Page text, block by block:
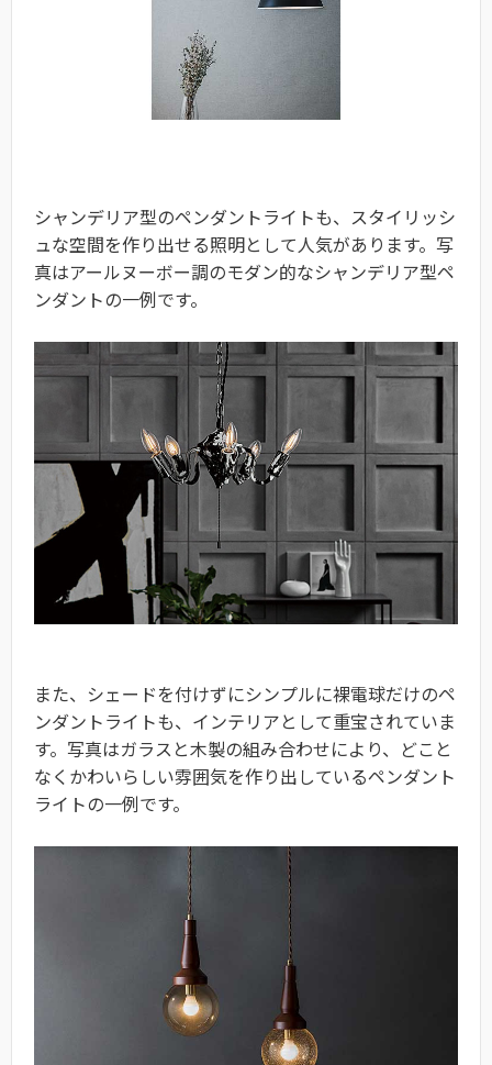
シャンデリア型のペンダントライトも、スタイリッシ
ュな空間を作り出せる照明として人気があります。写
真はアールヌーボー調のモダン的なシャンデリア型ペ
ンダントの一例です。
また、シェードを付けずにシンプルに裸電球だけのペ
ンダントライトも、インテリアとして重宝されていま
す。写真はガラスと木製の組み合わせにより、どこと
なくかわいらしい雰囲気を作り出しているペンダント
ライトの一例です。